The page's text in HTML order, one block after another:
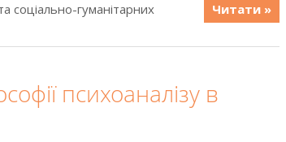
соціально-гуманітарних
Читати »
психоаналізу в